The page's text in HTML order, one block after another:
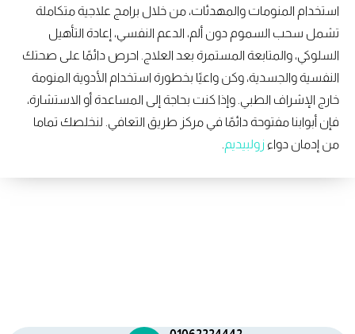
استخدام المنومات والمهدئات، من خلال برامج علاجية متكاملة
تشمل سحب السموم دون ألم، الدعم النفسي، إعادة التأهيل
السلوكي، والمتابعة المستمرة بعد العلاج. احرص دائمًا على صحتك
النفسية والجسدية، وكن واعيًا بخطورة استخدام الأدوية المنومة
خارج الإشراف الطبي. وإذا كنت بحاجة إلى المساعدة أو الاستشارة،
فإن أبوابنا مفتوحة دائمًا في مركز طريق التعافي. لنخلصك تماما
من إدمان دواءزولبيديم.